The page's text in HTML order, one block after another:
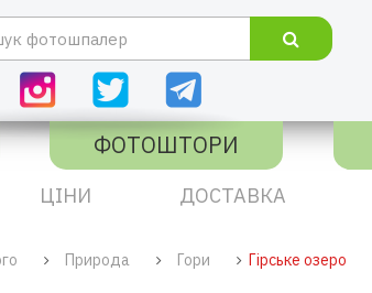
ФОТОШТОРИ
ЦІНИ ДОСТАВКА
Природа Гори Гірське озеро